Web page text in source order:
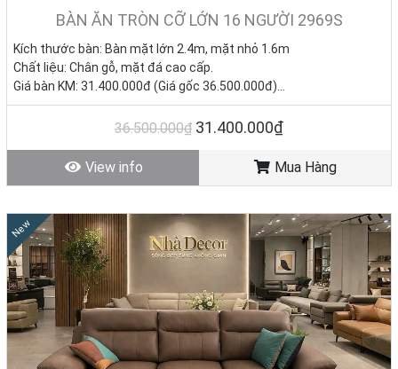
BÀN ĂN TRÒN CỠ LỚN 16 NGƯỜI 2969S
Kích thước bàn: Bàn mặt lớn 2.4m, mặt nhỏ 1.6m
Chất liệu: Chân gỗ, mặt đá cao cấp.
Giá bàn KM: 31.400.000đ (Giá gốc 36.500.000đ)
Giá ghế KM: 1.050.000đ/ Cái (Giá gốc: 1.250.000đ)
Giá trọn bộ 16 ghế:48.200.000đ
36.500.000₫ 31.400.000₫
View info Mua Hàng
New